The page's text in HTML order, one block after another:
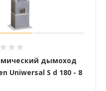
дымоход
Uniwersal S d 180 - 8